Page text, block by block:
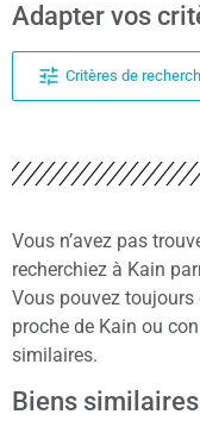
Adapter vos
Critères de
Vous n’avez pas
recherchiez à Kain
Vous pouvez
proche de Kain ou
similaires.
Biens